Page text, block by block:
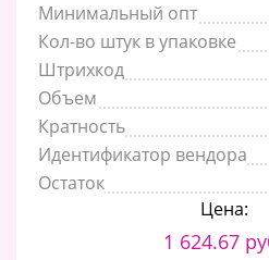
Минимальный опт
Кол-во штук в упаковке
Штрихкод
Объем
Кратность
Идентификатор вендора
Остаток
Цена:
1 624.67